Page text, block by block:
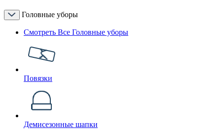
Головные уборы
Смотреть Все Головные уборы
Повязки
Демисезонные шапки